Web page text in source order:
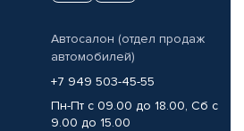
Автосалон (отдел продаж
автомобилей)
+7 949 503-45-55
Пн-Пт с 09.00 до 18.00, Сб с
9.00 до 15.00